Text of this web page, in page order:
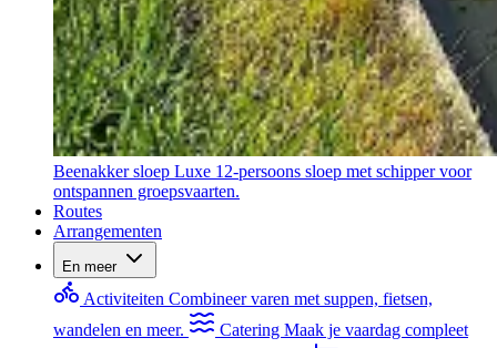
Beenakker sloep Luxe 12-persoons sloep met schipper voor
ontspannen groepsvaarten.
Routes
Arrangementen
En meer
Activiteiten Combineer varen met suppen, fietsen,
wandelen en meer.
Catering Maak je vaardag compleet